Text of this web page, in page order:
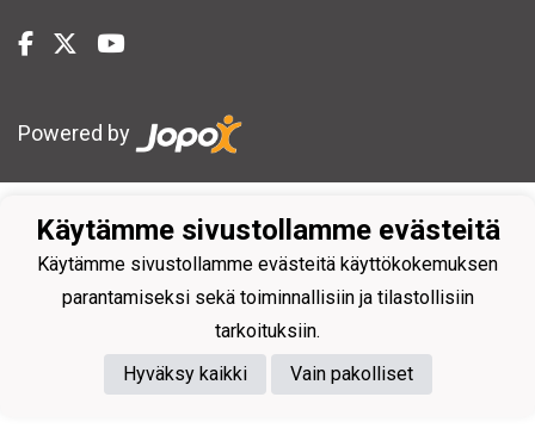
Powered by
Käytämme sivustollamme evästeitä
Käytämme sivustollamme evästeitä käyttökokemuksen
parantamiseksi sekä toiminnallisiin ja tilastollisiin
tarkoituksiin.
Hyväksy kaikki
Vain pakolliset